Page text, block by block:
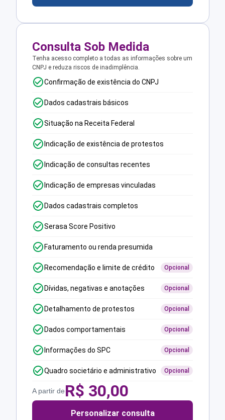
Consulta Sob Medida
Tenha acesso completo a todas as informações sobre um
CNPJ e reduza riscos de inadimplência.
Confirmação de existência do CNPJ
Dados cadastrais básicos
Situação na Receita Federal
Indicação de existência de protestos
Indicação de consultas recentes
Indicação de empresas vinculadas
Dados cadastrais completos
Serasa Score Positivo
Faturamento ou renda presumida
Recomendação e limite de crédito Opcional
Dívidas, negativas e anotações Opcional
Detalhamento de protestos Opcional
Dados comportamentais Opcional
Informações do SPC Opcional
Quadro societário e administrativo Opcional
A partir deR$ 30,00
Personalizar consulta